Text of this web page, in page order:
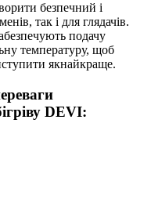
безпечний і
так і для глядачів.
подачу
температуру, щоб
якнайкраще.
DEVI: